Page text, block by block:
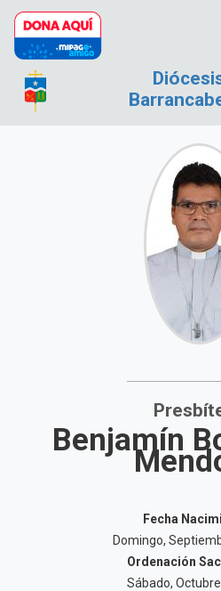
Pasar al contenido principal
Benjamín
Fecha
Domingo,
Ordenación
Sábado,